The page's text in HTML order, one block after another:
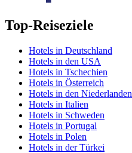
Top-Reiseziele
Hotels in Deutschland
Hotels in den USA
Hotels in Tschechien
Hotels in Österreich
Hotels in den Niederlanden
Hotels in Italien
Hotels in Schweden
Hotels in Portugal
Hotels in Polen
Hotels in der Türkei